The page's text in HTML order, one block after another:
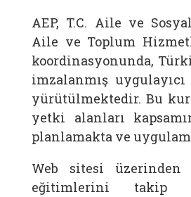
AEP, T.C. Aile ve
Aile ve Toplum
koordinasyonunda,
imzalanmış
yürütülmektedir. Bu
yetki alanları
planlamakta ve
Web sitesi üzerinden
eğitimlerini takip